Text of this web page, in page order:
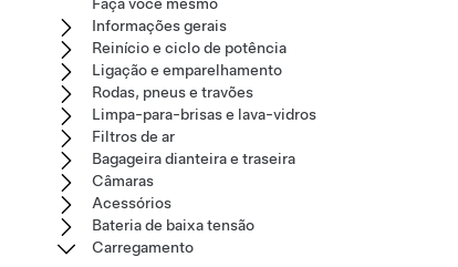
Informações gerais
Reinício e ciclo de potência
Ligação e emparelhamento
Rodas, pneus e travões
Limpa-para-brisas e lava-vidros
Filtros de ar
Bagageira dianteira e traseira
Câmaras
Acessórios
Bateria de baixa tensão
Carregamento